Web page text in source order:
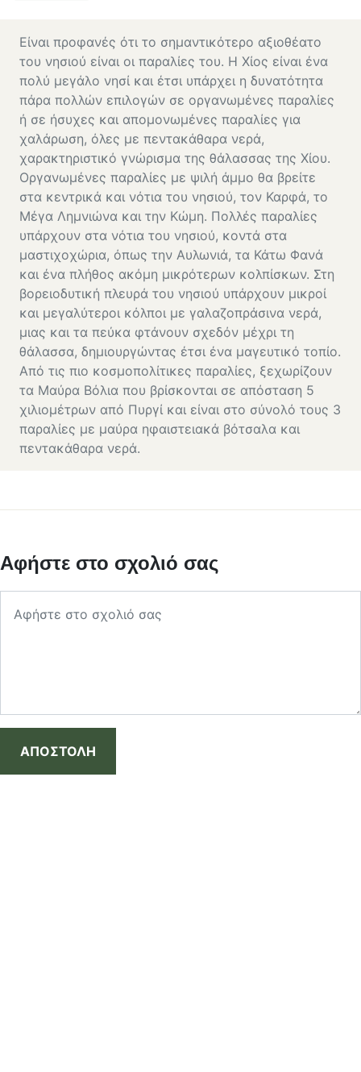
Είναι προφανές ότι το σημαντικότερο αξιοθέατο
του νησιού είναι οι παραλίες του. Η Χίος είναι ένα
πολύ μεγάλο νησί και έτσι υπάρχει η δυνατότητα
πάρα πολλών επιλογών σε οργανωμένες παραλίες
ή σε ήσυχες και απομονωμένες παραλίες για
χαλάρωση, όλες με πεντακάθαρα νερά,
χαρακτηριστικό γνώρισμα της θάλασσας της Χίου.
Οργανωμένες παραλίες με ψιλή άμμο θα βρείτε
στα κεντρικά και νότια του νησιού, τον Καρφά, το
Μέγα Λημνιώνα και την Κώμη. Πολλές παραλίες
υπάρχουν στα νότια του νησιού, κοντά στα
μαστιχοχώρια, όπως την Αυλωνιά, τα Κάτω Φανά
και ένα πλήθος ακόμη μικρότερων κολπίσκων. Στη
βορειοδυτική πλευρά του νησιού υπάρχουν μικροί
και μεγαλύτεροι κόλποι με γαλαζοπράσινα νερά,
μιας και τα πεύκα φτάνουν σχεδόν μέχρι τη
θάλασσα, δημιουργώντας έτσι ένα μαγευτικό τοπίο.
Από τις πιο κοσμοπολίτικες παραλίες, ξεχωρίζουν
τα Μαύρα Βόλια που βρίσκονται σε απόσταση 5
χιλιομέτρων από Πυργί και είναι στο σύνολό τους 3
παραλίες με μαύρα ηφαιστειακά βότσαλα και
πεντακάθαρα νερά.
Αφήστε στο σχολιό σας
ΑΠΟΣΤΟΛΗ